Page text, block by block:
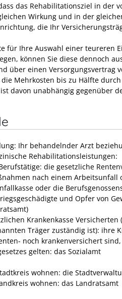
das Rehabilitationsziel in der
Wirkung und in der
die Ihr
für Ihre Auswahl einer teureren
können Sie diese dennoch
über einen Versorgungsvertrag
Mehrkosten bis zu Hälfte
davon unabhängig gegenüber
Ihr behandelnder Arzt
Rehabilitationsleistungen:
die gesetzliche
nach einem Arbeitsunfall
oder die
und Opfer von
Krankenkasse Versicherten
Träger zuständig ist): ihre
noch krankenversichert
gelten: das Sozialamt
wohnen: die
wohnen: das Landratsamt